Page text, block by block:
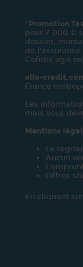
* Promotion
pour 7 000 €
dossier,
de
Cofidis agit
allo-
France
Les
mais vous
Mentions
Le
Aucun
Offres
En cliquant sur